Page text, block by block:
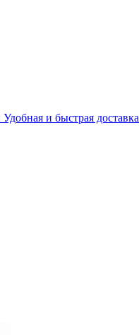
Удобная и быстрая доставка